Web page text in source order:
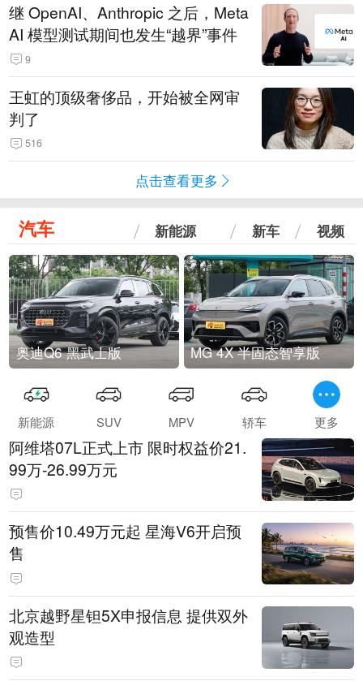
继 OpenAI、Anthropic 之后，Meta
AI 模型测试期间也发生“越界”事件
9
王虹的顶级奢侈品，开始被全网审
判了
516
点击查看更多
汽车 新能源 新车 视频
奥迪Q6 黑武士版 MG 4X 半固态智享版
新能源 SUV MPV 轿车 更多
阿维塔07L正式上市 限时权益价21.
99万-26.99万元
预售价10.49万元起 星海V6开启预
售
北京越野星钽5X申报信息 提供双外
观造型